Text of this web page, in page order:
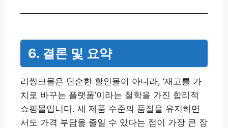
6. 결론 및 요약
리씽크몰은 단순한 할인몰이 아니라, ‘재고를 가
치로 바꾸는 플랫폼’이라는 철학을 가진 합리적
쇼핑몰입니다. 새 제품 수준의 품질을 유지하면
서도 가격 부담을 줄일 수 있다는 점이 가장 큰 장